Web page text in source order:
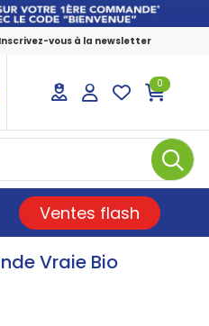
Inscrivez-vous à la newsletter
Votre pharmacie en
0
Ventes flash
Vraie Bio